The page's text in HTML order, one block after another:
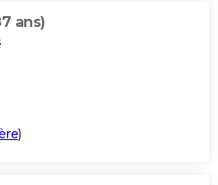
ans)
)